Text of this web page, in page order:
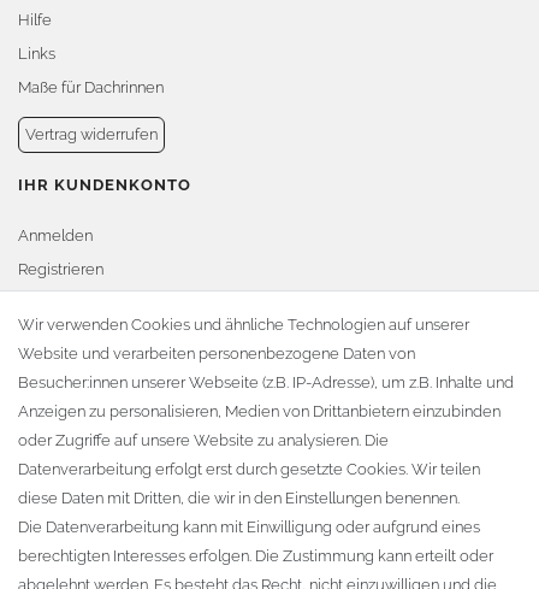
Hilfe
Links
Maße für Dachrinnen
Vertrag widerrufen
IHR KUNDENKONTO
Anmelden
Registrieren
Warenkorb
Zur Kasse
KONTAKT
Fa. Steffen Jost
Söbrigener Weg 50
D-01796 Pirna
Wir verwenden Cookies und ähnliche Technologien auf unserer
Website und verarbeiten personenbezogene Daten von
Besucher:innen unserer Webseite (z.B. IP-Adresse), um z.B. Inhalte und
Anzeigen zu personalisieren, Medien von Drittanbietern einzubinden
oder Zugriffe auf unsere Website zu analysieren. Die
Datenverarbeitung erfolgt erst durch gesetzte Cookies. Wir teilen
diese Daten mit Dritten, die wir in den Einstellungen benennen.
Die Datenverarbeitung kann mit Einwilligung oder aufgrund eines
berechtigten Interesses erfolgen. Die Zustimmung kann erteilt oder
abgelehnt werden. Es besteht das Recht, nicht einzuwilligen und die